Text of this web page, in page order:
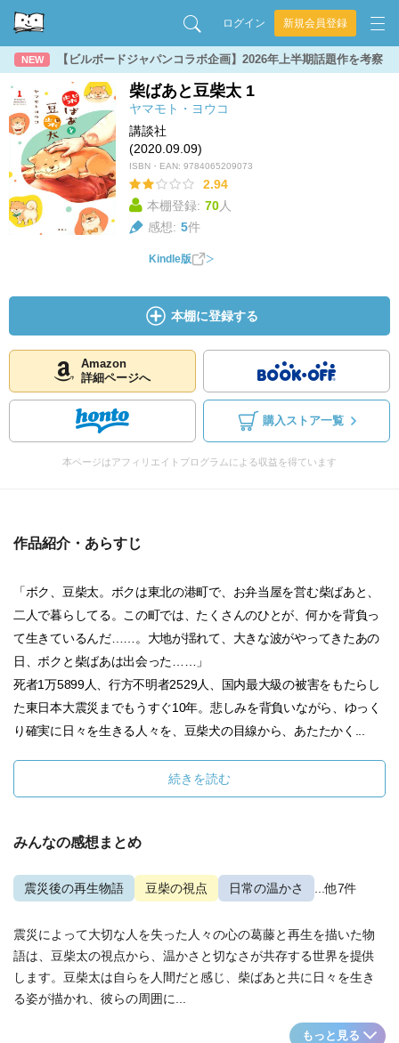
ログイン 新規会員登録
NEW 【ビルボードジャパンコラボ企画】2026年上半期話題作を考察
柴ばあと豆柴太 1
ヤマモト・ヨウコ
講談社
(2020.09.09)
ISBN・EAN: 9784065209073
2.94
本棚登録: 70人
感想: 5件
Kindle版
本棚に登録する
Amazon
詳細ページへ
購入ストア一覧
本ページはアフィリエイトプログラムによる収益を得ています
作品紹介・あらすじ
「ボク、豆柴太。ボクは東北の港町で、お弁当屋を営む柴ばあと、
二人で暮らしてる。この町では、たくさんのひとが、何かを背負っ
て生きているんだ……。大地が揺れて、大きな波がやってきたあの
日、ボクと柴ばあは出会った……」
死者1万5899人、行方不明者2529人、国内最大級の被害をもたらし
た東日本大震災までもうすぐ10年。悲しみを背負いながら、ゆっく
り確実に日々を生きる人々を、豆柴犬の目線から、あたたかく...
続きを読む
みんなの感想まとめ
震災後の再生物語 豆柴の視点 日常の温かさ ...他7件
震災によって大切な人を失った人々の心の葛藤と再生を描いた物
語は、豆柴太の視点から、温かさと切なさが共存する世界を提供
します。豆柴太は自らを人間だと感じ、柴ばあと共に日々を生き
る姿が描かれ、彼らの周囲に...
もっと見る